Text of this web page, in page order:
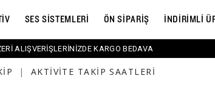
SES SİSTEMLERİ ÖN SİPARİŞ İNDİRİMLİ
ALIŞVERİŞLERİNİZDE KARGO BEDAVA
| AKTIVITE TAKIP SAATLERI